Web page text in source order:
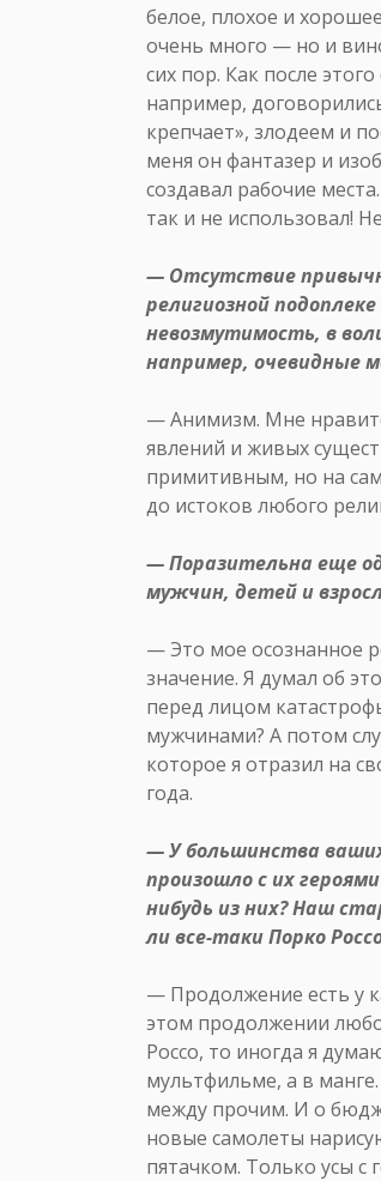
белое, плохое и
очень много — но и
сих пор. Как после
например,
крепчает», злодеем и
меня он фантазер и
создавал рабочие
так и не использовал!
— Отсутствие
религиозной
невозмутимость, в
например, очевидные
— Анимизм. Мне
явлений и живых
примитивным, но на
до истоков любого
— Поразительна еще
мужчин, детей и
— Это мое осознанное
значение. Я думал об
перед лицом
мужчинами? А потом
которое я отразил на
года.
— У большинства
произошло с их
нибудь из них? Наш
ли все-таки Порко
— Продолжение есть у
этом продолжении
Россо, то иногда я
мультфильме, а в
между прочим. И о
новые самолеты
пятачком. Только усы с